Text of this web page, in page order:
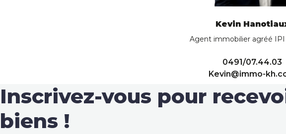
Kevin
Agent immobilier agréé IPI
0491/07.44.03
Kevin@immo-
Inscrivez-vous pour
biens !